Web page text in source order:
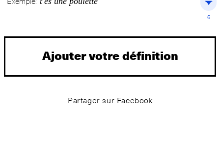
6
Ajouter votre définition
Partager sur Facebook